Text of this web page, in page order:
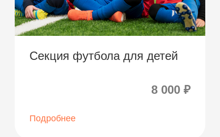
Секция футбола для детей
8 000 ₽
Подробнее